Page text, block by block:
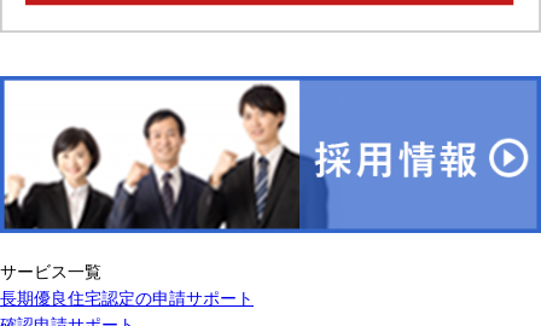
サービス一覧
長期優良住宅認定の申請サポート